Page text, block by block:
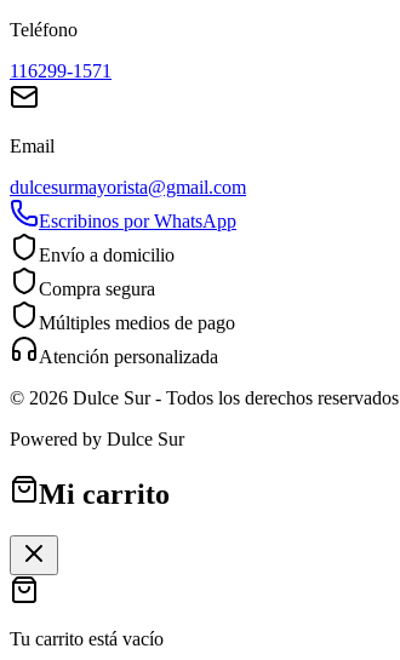
Teléfono
116299-1571
Email
dulcesurmayorista@gmail.com
Escribinos por WhatsApp
Envío a domicilio
Compra segura
Múltiples medios de pago
Atención personalizada
© 2026 Dulce Sur- Todos los derechos reservados
Powered by Dulce Sur
Mi carrito
Tu carrito está vacío